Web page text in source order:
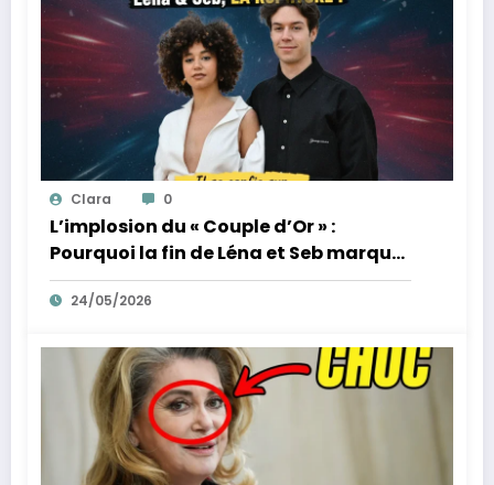
Clara 0
L’implosion du « Couple d’Or » :
Pourquoi la fin de Léna et Seb marque
la fin de l’innocence sur YouTube
24/05/2026